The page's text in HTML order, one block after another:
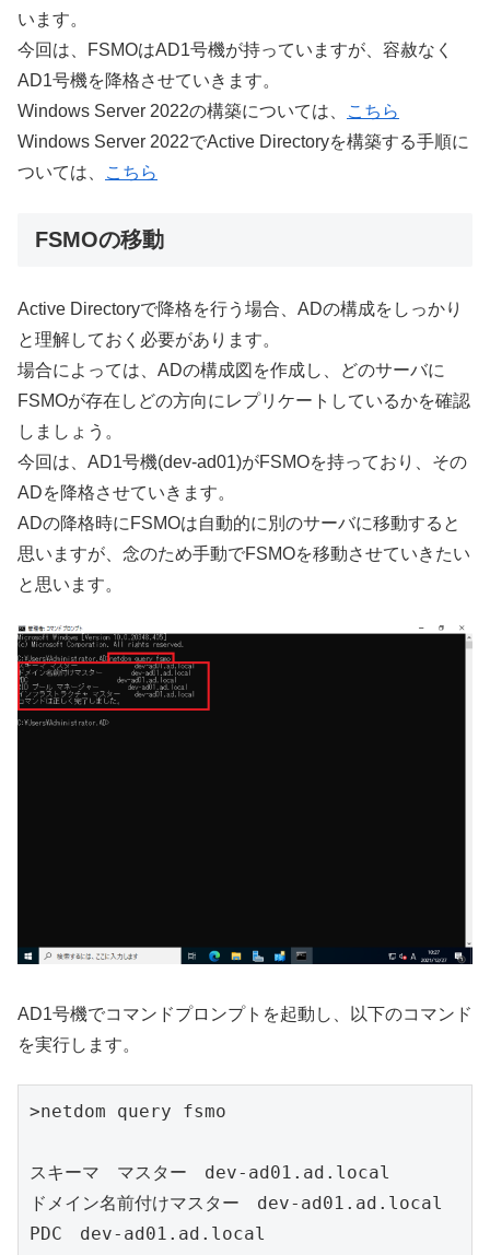
います。
今回は、FSMOはAD1号機が持っていますが、容赦なく
AD1号機を降格させていきます。
Windows Server 2022の構築については、
こちら
Windows Server 2022でActive Directoryを構築する手順に
ついては、
こちら
FSMOの移動
Active Directoryで降格を行う場合、ADの構成をしっかり
と理解しておく必要があります。
場合によっては、ADの構成図を作成し、どのサーバに
FSMOが存在しどの方向にレプリケートしているかを確認
しましょう。
今回は、AD1号機(dev-ad01)がFSMOを持っており、その
ADを降格させていきます。
ADの降格時にFSMOは自動的に別のサーバに移動すると
思いますが、念のため手動でFSMOを移動させていきたい
と思います。
AD1号機でコマンドプロンプトを起動し、以下のコマンド
を実行します。
>netdom query fsmo
スキーマ　マスター　dev-ad01.ad.local
ドメイン名前付けマスター　dev-ad01.ad.local
PDC　dev-ad01.ad.local